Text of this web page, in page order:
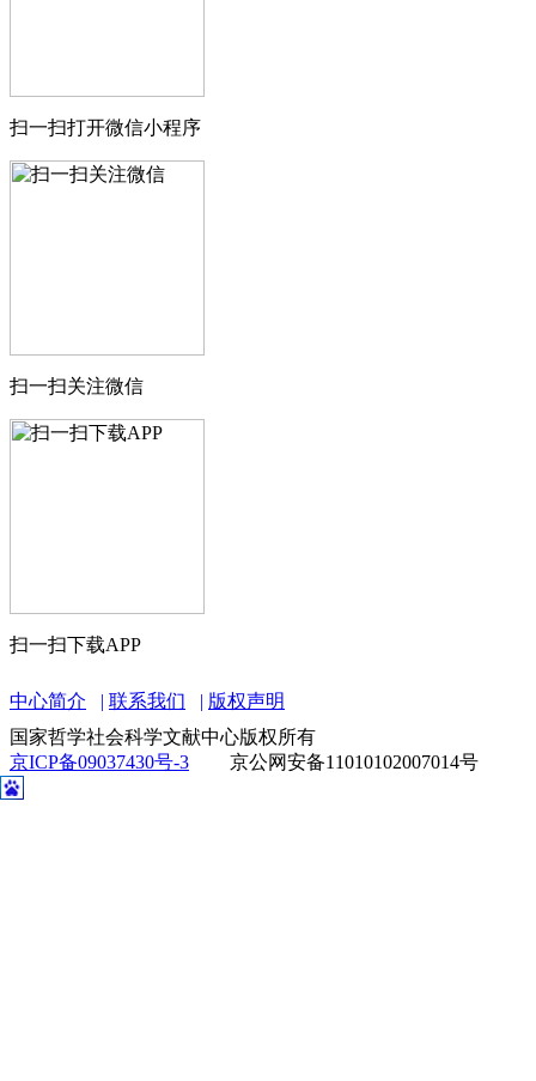
扫一扫打开微信小程序
扫一扫关注微信
扫一扫下载APP
中心简介 联系我们
版权声明
国家哲学社会科学文献中心版权所有
京ICP备09037430号-3
京公网安备11010102007014号